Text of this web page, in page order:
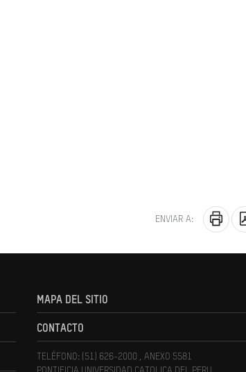
ENVIAR A:
MAPA DEL SITIO
CONTACTO
TELÉFONO: (51) 626-2000 , ANEXO 5581